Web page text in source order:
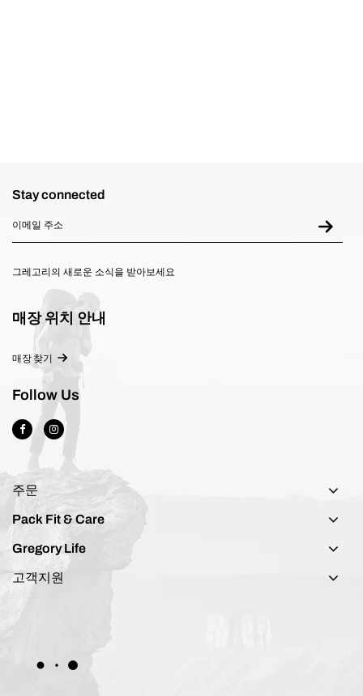
Stay connected
그레고리의 새로운 소식을 받아보세요
매장 위치 안내
매장 찾기
Follow Us
주문
Pack Fit & Care
Gregory Life
고객지원